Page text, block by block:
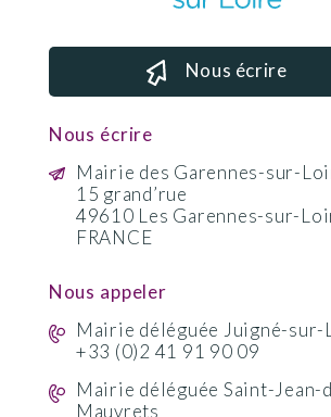
Nous écrire
Nous écrire
Mairie des Garennes-sur-
15 grand’rue
49610 Les Garennes-sur-
FRANCE
Nous appeler
Mairie déléguée Juigné-sur-
+33 (0)2 41 91 90 09
Mairie déléguée Saint-Jean-
Mauvrets